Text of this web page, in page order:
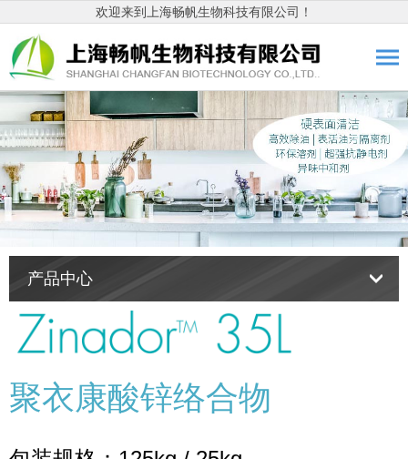
欢迎来到上海畅帆生物科技有限公司！
产品中心
聚衣康酸锌络合物